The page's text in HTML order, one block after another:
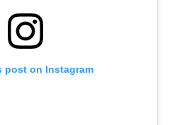
post on Instagram